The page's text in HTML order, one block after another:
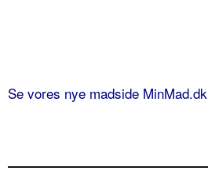
Se vores nye madside MinMad.dk